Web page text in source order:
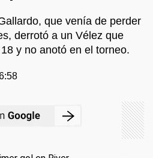
que venía de perder
derrotó a un Vélez que
y no anotó en el torneo.